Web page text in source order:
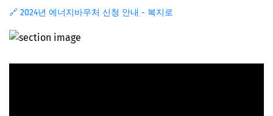
🔗 2024년 에너지바우처 신청 안내 - 복지로